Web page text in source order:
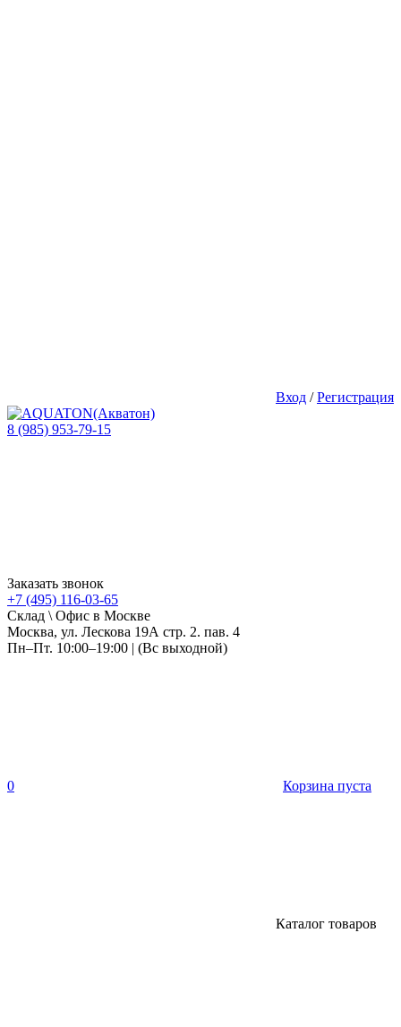
Вход /Регистрация
8 (985) 953-79-15
Заказать звонок
+7 (495) 116-03-65
Склад \ Офис в Москве
Москва, ул. Лескова 19А стр. 2. пав. 4
Пн–Пт. 10:00–19:00 | (Вс выходной)
0 Корзина пуста
Каталог товаров